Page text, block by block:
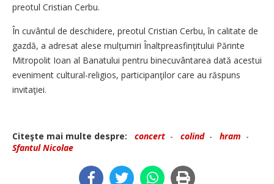
preotul Cristian Cerbu.
În cuvântul de deschidere, preotul Cristian Cerbu, în calitate de
gazdă, a adresat alese mulțumiri Înaltpreasfinţitului Părinte
Mitropolit Ioan al Banatului pentru binecuvântarea dată acestui
eveniment cultural-religios, participanţilor care au răspuns
invitaţiei.
Citeşte mai multe despre: concert - colind- hram -
Sfantul Nicolae